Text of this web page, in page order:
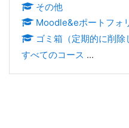
その他
Moodle&eポートフ
ゴミ箱（定期的に削除
すべてのコース ...